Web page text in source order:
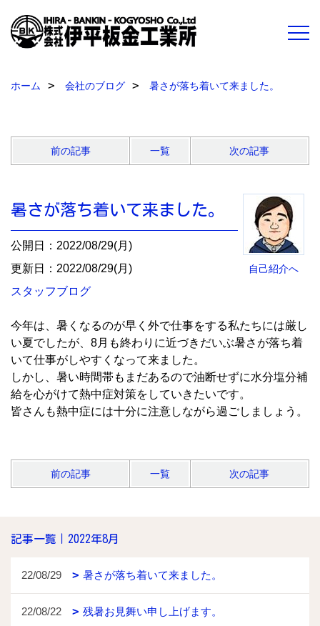
ホーム 会社のブログ 暑さが落ち着いて来ました。
前の記事 一覧 次の記事
自己紹介へ
暑さが落ち着いて来ました。
公開日：2022/08/29(月)
更新日：2022/08/29(月)
スタッフブログ
今年は、暑くなるのが早く外で仕事をする私たちには厳し
い夏でしたが、8月も終わりに近づきだいぶ暑さが落ち着
いて仕事がしやすくなって来ました。
しかし、暑い時間帯もまだあるので油断せずに水分塩分補
給を心がけて熱中症対策をしていきたいです。
皆さんも熱中症には十分に注意しながら過ごしましょう。
前の記事 一覧 次の記事
記事一覧｜2022年8月
22/08/29 暑さが落ち着いて来ました。
22/08/22 残暑お見舞い申し上げます。